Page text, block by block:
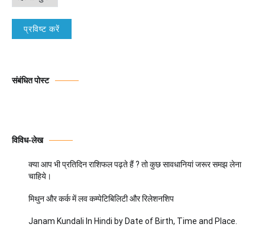
संबंधित पोस्ट
विविध-लेख
क्या आप भी प्रतिदिन राशिफल पढ़ते हैं ? तो कुछ सावधानियां जरूर समझ लेना
चाहिये।
मिथुन और कर्क में लव कम्पेटिबिलिटी और रिलेशनशिप
Janam Kundali In Hindi by Date of Birth, Time and Place.